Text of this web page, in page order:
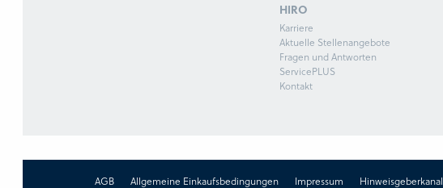
HIRO
Karriere
Aktuelle Stellenangebote
Fragen und Antworten
ServicePLUS
Kontakt
AGB Allgemeine Einkaufsbedingungen Impressum Hinweisgeberkanal